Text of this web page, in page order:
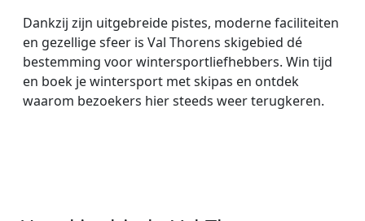
Dankzij zijn uitgebreide pistes, moderne faciliteiten
en gezellige sfeer is Val Thorens skigebied dé
bestemming voor wintersportliefhebbers. Win tijd
en boek je wintersport met skipas en ontdek
waarom bezoekers hier steeds weer terugkeren.